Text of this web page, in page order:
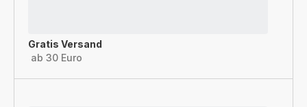
Gratis Versand
ab 30 Euro